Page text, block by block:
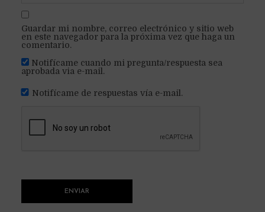
Guardar mi nombre, correo electrónico y sitio web
en este navegador para la próxima vez que haga un
comentario.
Notifícame cuando mi pregunta/respuesta sea
aprobada via e-mail.
Notifícame de respuestas vía e-mail.